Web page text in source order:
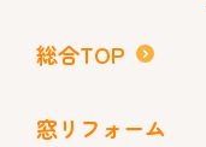
総合TOP
窓リフォーム